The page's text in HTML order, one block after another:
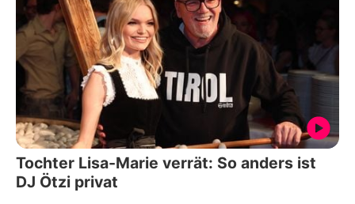
Tochter Lisa-Marie verrät: So anders ist
DJ Ötzi privat